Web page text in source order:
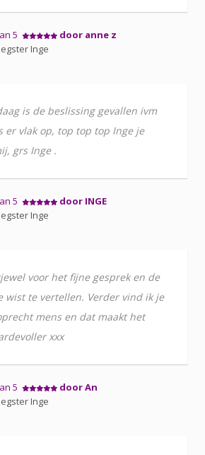
5
door anne z
Inge
is de beslissing gevallen ivm
er vlak op, top top top Inge je
grs Inge .
5
door INGE
Inge
voor het fijne gesprek en de
wist te vertellen. Verder vind ik je
mens en dat maakt het
xxx
5
door An
Inge